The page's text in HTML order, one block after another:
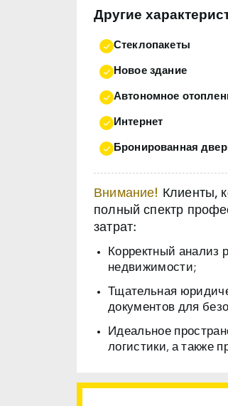
Другие
Стеклопакеты
Новое здание
Автономное
Интернет
Бронированная
Внимание!
Клиенты,
полный спектр
затрат:
Корректный анализ
недвижимости;
Тщательная
документов для
Идеальное
логистики, а также